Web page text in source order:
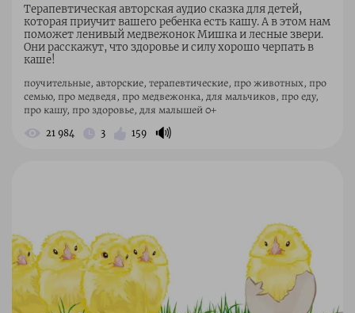
Терапевтическая авторская аудио сказка для детей,
которая приучит вашего ребенка есть кашу. А в этом нам
поможет ленивый медвежонок Мишка и лесные звери.
Они расскажут, что здоровье и силу хорошо черпать в
каше!
поучительные, авторские, терапевтические, про животных, про
семью, про медведя, про медвежонка, для мальчиков, про еду,
про кашу, про здоровье, для малышей 0+
21 984 3 159 🔊